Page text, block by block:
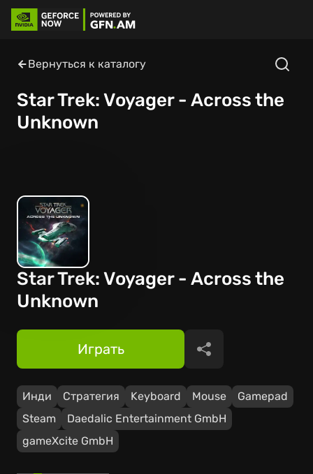
Вернуться к каталогу
Star Trek: Voyager - Across the
Unknown
Star Trek: Voyager - Across the
Unknown
Инди Стратегия Keyboard Mouse
Gamepad
Steam
Daedalic Entertainment GmbH
gameXcite GmbH
Играть Поделиться